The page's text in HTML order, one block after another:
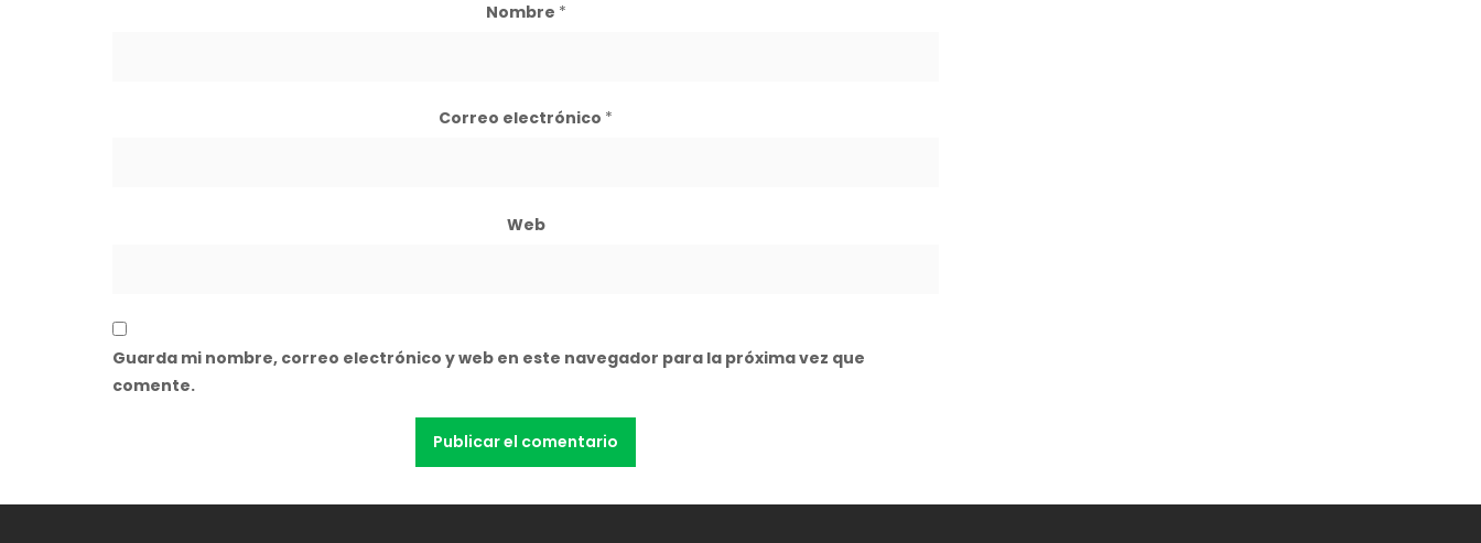
Nombre *
Correo electrónico *
Web
Guarda mi nombre, correo electrónico y web en este navegador para la próxima vez que
comente.